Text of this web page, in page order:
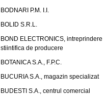
BODNARI P.M. I.I.
BOLID S.R.L.
BOND ELECTRONICS, intreprindere
stiintifica de producere
BOTANICA S.A., F.P.C.
BUCURIA S.A., magazin specializat
BUDESTI S.A., centrul comercial